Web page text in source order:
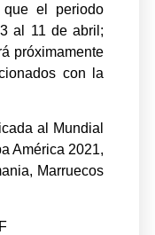
que el periodo
al 11 de abril;
próximamente
con la
al Mundial
América 2021,
Marruecos